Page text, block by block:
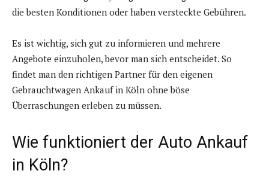
die besten Konditionen oder haben versteckte Gebühren.
Es ist wichtig, sich gut zu informieren und mehrere
Angebote einzuholen, bevor man sich entscheidet. So
findet man den richtigen Partner für den eigenen
Gebrauchtwagen Ankauf in Köln ohne böse
Überraschungen erleben zu müssen.
Wie funktioniert der Auto Ankauf
in Köln?